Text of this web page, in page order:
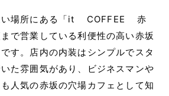
い場所にある「it COFFEE 赤
で営業している利便性の高い赤坂
す。店内の内装はシンプルでスタ
た雰囲気があり、ビジネスマンや
人気の赤坂の穴場カフェとして知